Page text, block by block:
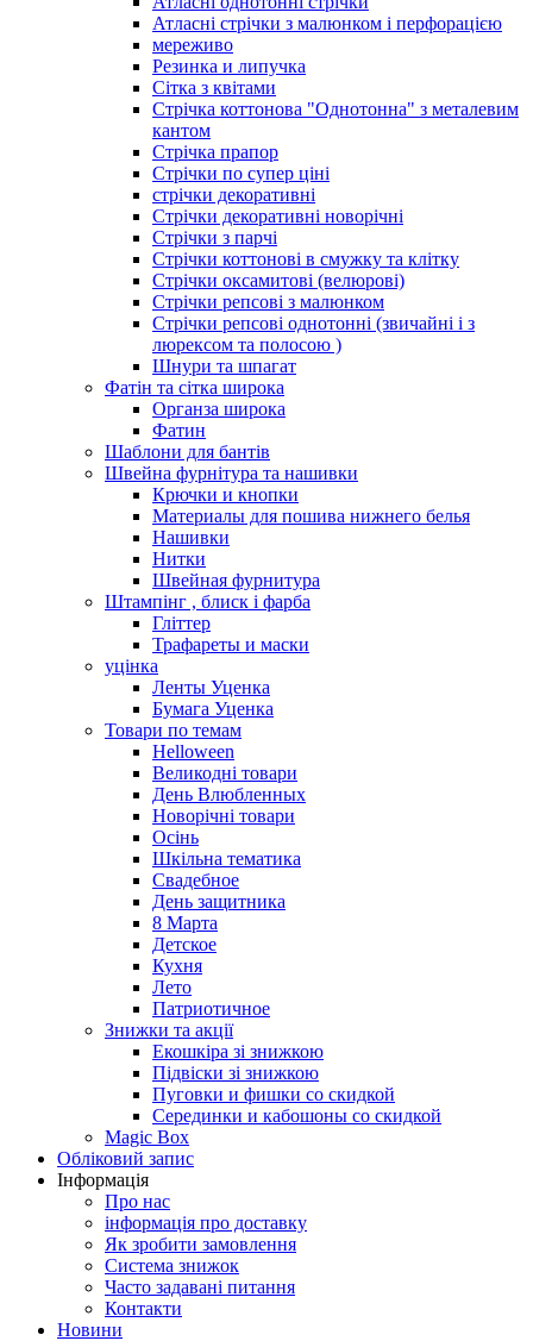
Атласні стрічки з малюнком і перфорацією
мереживо
Резинка и липучка
Сітка з квітами
Стрічка коттонова "Однотонна" з металевим
кантом
Стрічка прапор
Стрічки по супер ціні
стрічки декоративні
Стрічки декоративні новорічні
Стрічки з парчі
Стрічки коттонові в смужку та клітку
Стрічки оксамитові (велюрові)
Стрічки репсові з малюнком
Стрічки репсові однотонні (звичайні і з
люрексом та полосою )
Шнури та шпагат
Фатін та сітка широка
Органза широка
Фатин
Шаблони для бантів
Швейна фурнітура та нашивки
Крючки и кнопки
Материалы для пошива нижнего белья
Нашивки
Нитки
Швейная фурнитура
Штампінг , блиск і фарба
Гліттер
Трафареты и маски
уцінка
Ленты Уценка
Бумага Уценка
Товари по темам
Helloween
Великодні товари
День Влюбленных
Новорічні товари
Осінь
Шкільна тематика
Свадебное
День защитника
8 Марта
Детское
Кухня
Лето
Патриотичное
Знижки та акції
Екошкіра зі знижкою
Підвіски зі знижкою
Пуговки и фишки со скидкой
Серединки и кабошоны со скидкой
Magic Box
Обліковий запис
Інформація
Про нас
інформація про доставку
Як зробити замовлення
Система знижок
Часто задавані питання
Контакти
Новини